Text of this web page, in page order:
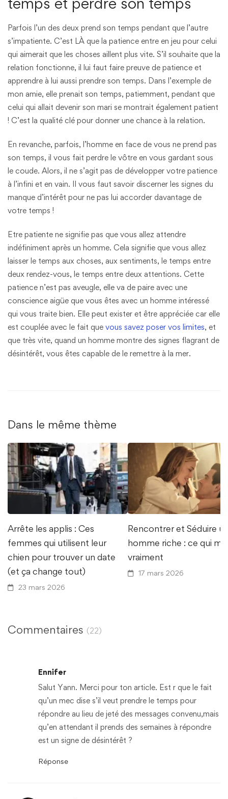
Parfois l’un des deux prend son temps pendant que l’autre
s’impatiente. C’est LÀ que la patience entre en jeu pour celui
qui aimerait que les choses aillent plus vite. S’il souhaite que la
relation fonctionne, il lui faut faire preuve de patience et
apprendre à lui aussi prendre son temps. Dans l’exemple de
mon amie, elle prenait son temps, patiemment, pendant que
celui qui allait devenir son mari se montrait également patient
! C’est la qualité clé pour donner une chance à la relation.
En revanche, parfois, l’homme en face de vous ne prend pas
son temps, il vous fait perdre le vôtre en vous gardant sous
le coude. Alors, il ne s’agit pas de développer votre patience
à l’infini et en vain. Il vous faut savoir discerner les signes du
manque d’intérêt pour ne pas lui accorder davantage de
votre temps !
Etre patiente ne signifie pas que vous allez attendre
indéfiniment après un homme. Cela signifie que vous allez
laisser le temps aux choses, aux sentiments, le temps entre
deux rendez-vous, le temps entre deux attentions. Cette
patience n’est pas aveugle, elle va de paire avec une
conscience aigüe que vous êtes avec un homme intéressé
qui vous traite bien. Elle peut exister et être appréciée car elle
est couplée avec le fait que vous savez poser vos limites, et
que très vite, quand un homme montre des signes flagrant de
désintérêt, vous êtes capable de le remettre à la mer.
Dans le même thème
Arrête les applis : Ces
femmes qui utilisent leur
chien pour trouver un date
(et ça change tout)
23 mars 2026
Rencontrer et Séduire
homme riche : ce qui
vraiment
17 mars 2026
Commentaires (22)
Ennifer
Salut Yann. Merci pour ton article. Est r que le fait
qu’un mec dise s’il veut prendre le temps pour
répondre au lieu de jeté des messages convenu,mais
qu’en attendant il prends des semaines à répondre
est un signe de désintérêt ?
Réponse